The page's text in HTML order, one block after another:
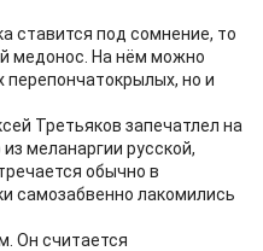
ставится под сомнение, то
медонос. На нём можно
перепончатокрылых, но и
Третьяков запечатлел на
меланаргии русской,
обычно в
самозабвенно лакомились
Он считается